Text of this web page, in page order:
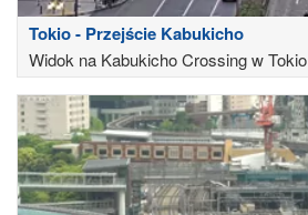
Tokio - Przejście Kabukicho
Widok na Kabukicho Crossing w Tokio